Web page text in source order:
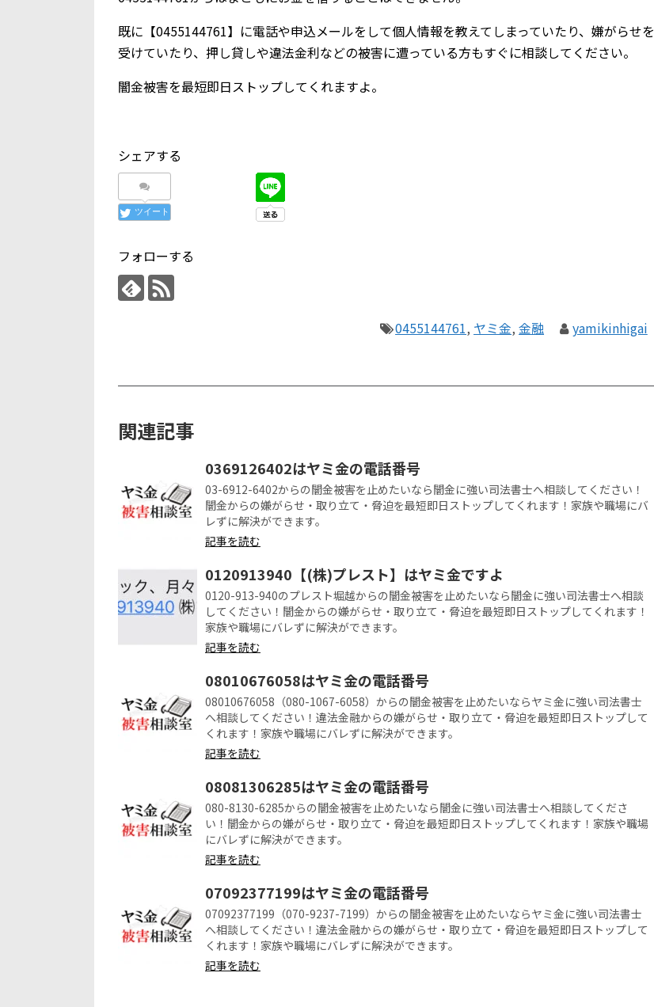
既に【0455144761】に電話や申込メールをして個人情報を教えてしまっていたり、嫌がらせを
受けていたり、押し貸しや違法金利などの被害に遭っている方もすぐに相談してください。
闇金被害を最短即日ストップしてくれますよ。
シェアする
ツイート
フォローする
0455144761, ヤミ金,金融 yamikinhigai
関連記事
0369126402はヤミ金の電話番号
03-6912-6402からの闇金被害を止めたいなら闇金に強い司法書士へ相談してください！
闇金からの嫌がらせ・取り立て・脅迫を最短即日ストップしてくれます！家族や職場にバ
レずに解決ができます。
記事を読む
0120913940【(株)プレスト】はヤミ金ですよ
0120-913-940のプレスト堀越からの闇金被害を止めたいなら闇金に強い司法書士へ相談
してください！闇金からの嫌がらせ・取り立て・脅迫を最短即日ストップしてくれます！
家族や職場にバレずに解決ができます。
記事を読む
08010676058はヤミ金の電話番号
08010676058（080-1067-6058）からの闇金被害を止めたいならヤミ金に強い司法書士
へ相談してください！違法金融からの嫌がらせ・取り立て・脅迫を最短即日ストップして
くれます！家族や職場にバレずに解決ができます。
記事を読む
08081306285はヤミ金の電話番号
080-8130-6285からの闇金被害を止めたいなら闇金に強い司法書士へ相談してくださ
い！闇金からの嫌がらせ・取り立て・脅迫を最短即日ストップしてくれます！家族や職場
にバレずに解決ができます。
記事を読む
07092377199はヤミ金の電話番号
07092377199（070-9237-7199）からの闇金被害を止めたいならヤミ金に強い司法書士
へ相談してください！違法金融からの嫌がらせ・取り立て・脅迫を最短即日ストップして
くれます！家族や職場にバレずに解決ができます。
記事を読む